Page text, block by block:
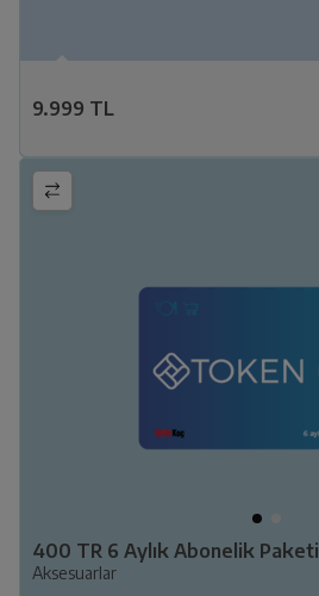
9.999 TL
400 TR 6 Aylık Abonelik Paketi
Aksesuarlar